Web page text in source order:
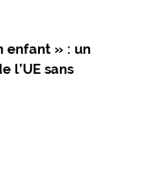
enfant » : un
l’UE sans